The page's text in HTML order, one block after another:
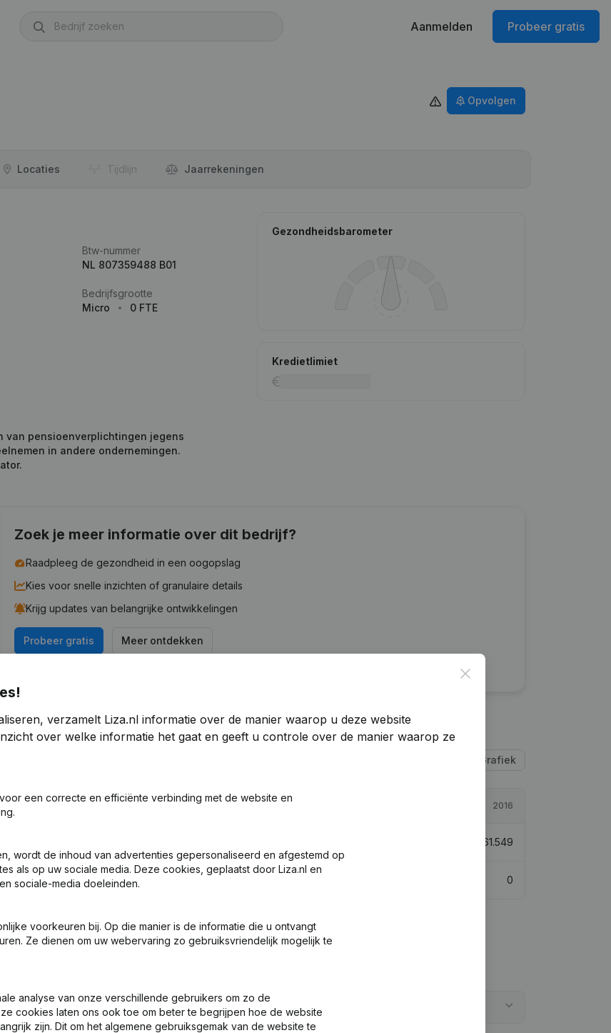
Aanmelden Probeer gratis
Opvolgen
Locaties Tijdlijn Jaar­rekeningen
Btw-nummer
NL 807359488 B01
Bedrijfsgrootte
Micro
0 FTE
van pensioenverplichtingen jegens
in andere ondernemingen.
Gezondheidsbarometer
Kredietlimiet
Zoek je meer informatie over dit bedrijf?
Raadpleeg de gezondheid in een oogopslag
Kies voor snelle inzichten of granulaire details
Krijg updates van belangrijke ontwikkelingen
Probeer gratis Meer ontdekken
Grafiek
2016
61.549
0
Wat is het KVK-nummer van Wil Jeurissen Holding?
Close
verzamelt Liza.nl informatie over de manier waarop u deze website
over welke informatie het gaat en geeft u controle over de manier waarop ze
een correcte en efficiënte verbinding met de website en
wordt de inhoud van advertenties gepersonaliseerd en afgestemd op
als op uw sociale media. Deze cookies, geplaatst door Liza.nl en
sociale-media doeleinden.
voorkeuren bij. Op die manier is de informatie die u ontvangt
Ze dienen om uw webervaring zo gebruiksvriendelijk mogelijk te
analyse van onze verschillende gebruikers om zo de
cookies laten ons ook toe om beter te begrijpen hoe de website
zijn. Dit om het algemene gebruiksgemak van de website te